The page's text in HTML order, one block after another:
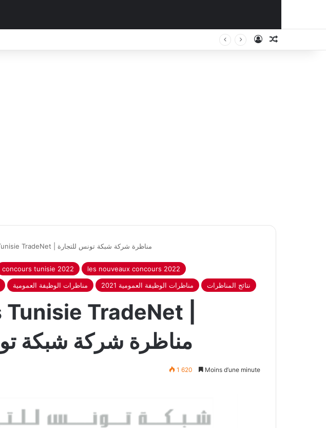
Connexion
Article
Concours Tunisie TradeNet | مناظرة شركة شبكة تونس للتجارة
concours tunisie 2022
les nouveaux concours 2022
مناظرات الوظيفة العمومية مناظرات الوظيفة العمومية 2021 نتائج المناظرات
TradeNet |
مناظرة شركة شبكة
1 620 Moins d’une minute